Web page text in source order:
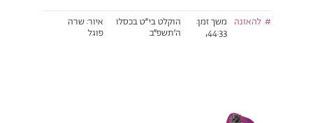
להאזנה משך זמן:
44:33,
הוקלט בי״ט בכסלו
ה׳תשפ״ב
איור: שרה
פוגל